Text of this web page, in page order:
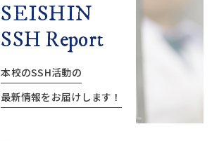
SEISHIN
SSH Report
本校のSSH活動の
最新情報をお届けします！